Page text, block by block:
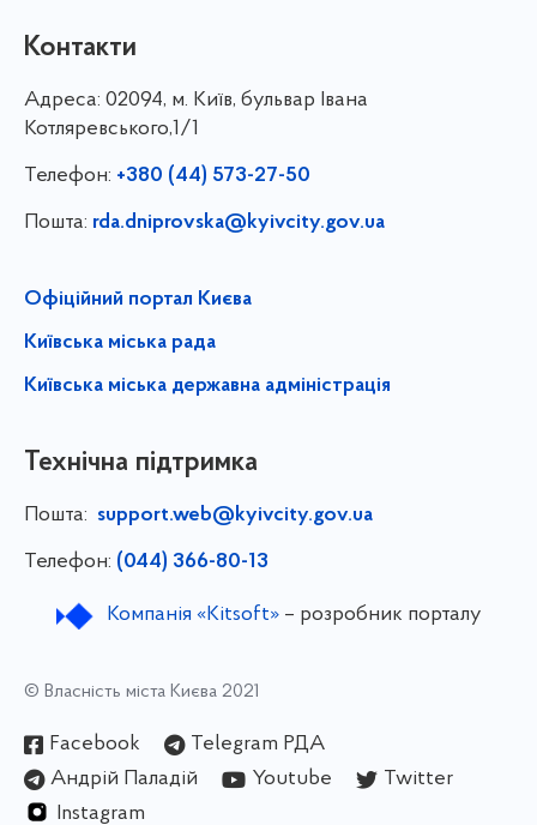
Контакти
Адреса: 02094, м. Київ, бульвар Івана
Котляревського,1/1
Телефон: +380 (44) 573-27-50
Пошта: rda.dniprovska@kyivcity.gov.ua
Офіційний портал Києва
Київська міська рада
Київська міська державна адміністрація
Технічна підтримка
Пошта: support.web@kyivcity.gov.ua
Телефон: (044) 366-80-13
Компанія «Kitsoft»– розробник порталу
© Власність міста Києва 2021
Facebook
Telegram РДА
Андрій Паладій
Youtube
Twitter
Instagram